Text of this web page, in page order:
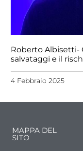
Roberto Albisetti-
salvataggi e il
4 Febbraio 2025
MAPPA DEL
SITO